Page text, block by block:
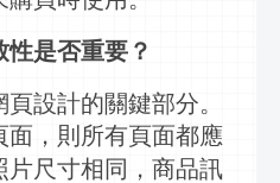
是否重要？
設計的關鍵部分。
面，則所有頁面都應
片尺寸相同，商品訊